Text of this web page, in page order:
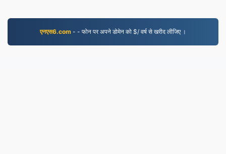
एनएस6.com - - फोन पर अपने डोमेन को $/ वर्ष से खरीद लीजिए ।